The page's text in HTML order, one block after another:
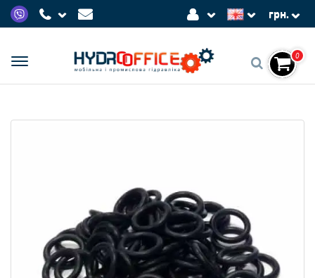
грн.
0